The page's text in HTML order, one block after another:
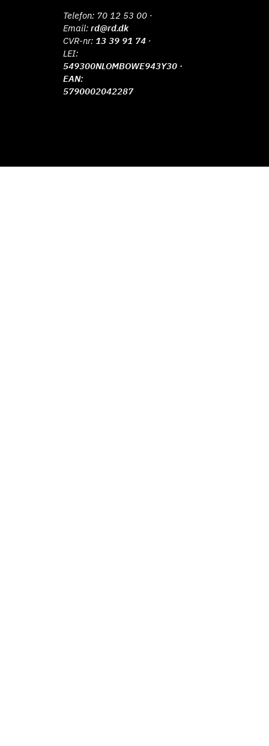
Telefon: 70 12 53 00 ·
Email:rd@rd.dk
CVR-nr: 13 39 91 74 ·
LEI:
549300NLOMBOWE943Y30 ·
EAN:
5790002042287